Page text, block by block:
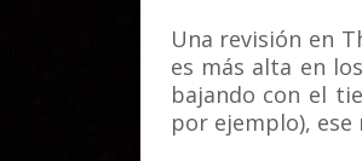
Una revisión en
es más alta en
bajando con el
por ejemplo), ese